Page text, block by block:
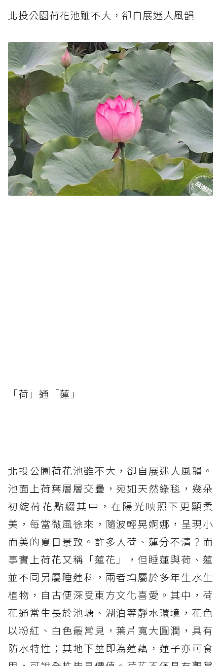
北投公園荷花池雖不大，卻自展迷人風韻
「荷」通「蓮」
北投公園荷花池雖不大，卻自展迷人風韻。
池面上荷葉層層交疊，宛如天然綠毯，幾朵
初綻荷花點綴其中，在陽光映照下更顯柔
美，每當微風徐來，隨波輕晃婀娜，呈現小
而美的夏日景致。許多人荷、蓮分不清？而
事實上荷花又稱「蓮花」，但睡蓮與荷、蓮
並不同另屬睡蓮科，兩者均屬於多年生水生
植物，自古便深受東方文化喜愛。其中，荷
花通常生長於池塘、湖泊等靜水環境，花色
以粉紅、白色最常見，葉片寬大圓潤，具有
防水特性；其地下莖即為蓮藕，蓮子亦可食